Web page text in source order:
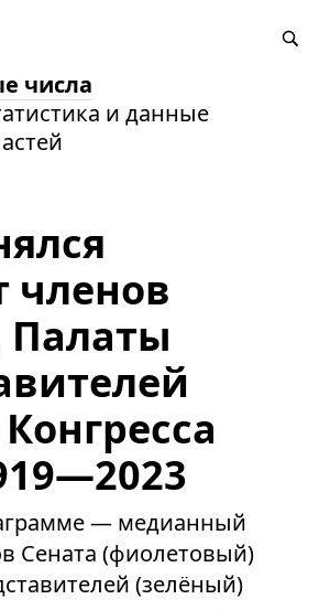
числа
и данные
членов
Палаты
— медианный
Сената (фиолетовый)
(зелёный)